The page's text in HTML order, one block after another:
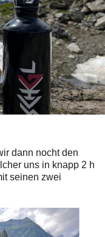
dann nocht den
uns in knapp 2 h
seinen zwei